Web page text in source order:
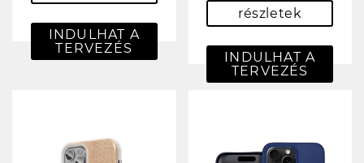
INDULHAT A
TERVEZÉS
részletek
INDULHAT A
TERVEZÉS